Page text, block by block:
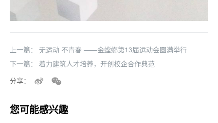
上一篇：
无运动 不青春 ——金螳螂第13届运动会圆满举行
下一篇：
着力建筑人才培养，开创校企合作典范
分享：
您可能感兴趣